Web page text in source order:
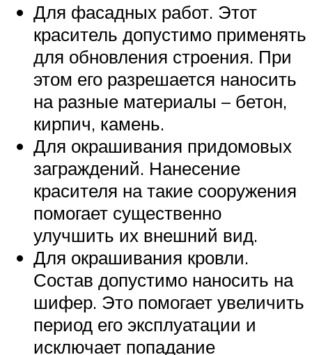
Для фасадных работ. Этот
краситель допустимо применять
для обновления строения. При
этом его разрешается наносить
на разные материалы – бетон,
кирпич, камень.
Для окрашивания придомовых
заграждений. Нанесение
красителя на такие сооружения
помогает существенно
улучшить их внешний вид.
Для окрашивания кровли.
Состав допустимо наносить на
шифер. Это помогает увеличить
период его эксплуатации и
исключает попадание